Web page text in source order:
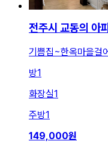
전주시 교동의 아
기쁨집~한옥마을걸
방1
화장실1
주방1
149,000원